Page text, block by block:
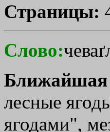
Страницы:
Слово:
Ближайшая
лесные
ягодами",